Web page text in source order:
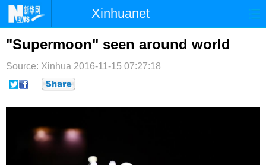
Xinhuanet
时政 港澳
台湾 财经 法治
纪检
博客
"Supermoon" seen around world
Source: Xinhua 2016-11-15 07:27:18